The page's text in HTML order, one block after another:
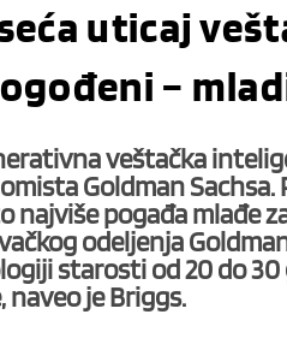
uticaj
–
veštačka
Goldman
pogađa mlađe
odeljenja
starosti od 20 do 30
je Briggs.